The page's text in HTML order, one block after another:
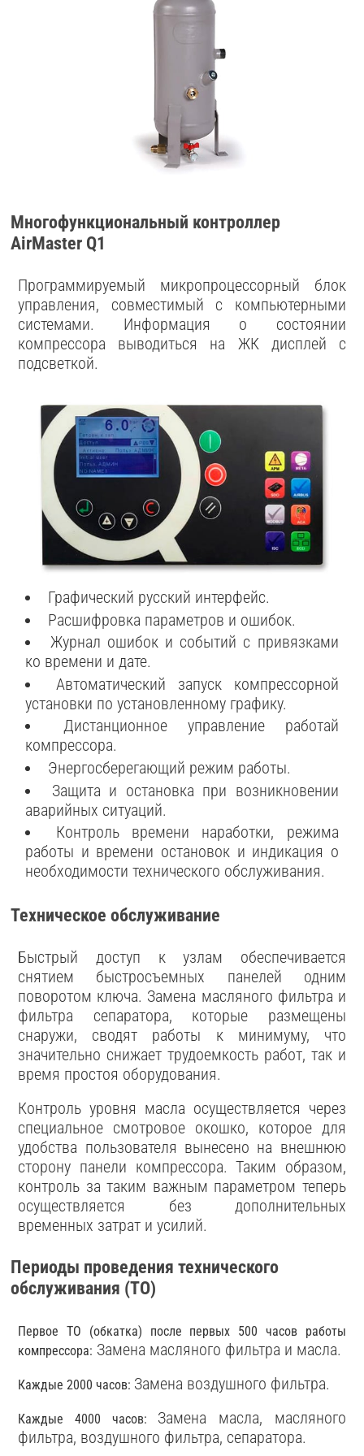
Многофункциональный контроллер
AirMaster Q1
Программируемый микропроцессорный блок
управления, совместимый с компьютерными
системами. Информация о состоянии
компрессора выводиться на ЖК дисплей с
подсветкой.
Графический русский интерфейс.
Расшифровка параметров и ошибок.
Журнал ошибок и событий с привязками
ко времени и дате.
Автоматический запуск компрессорной
установки по установленному графику.
Дистанционное управление работай
компрессора.
Энергосберегающий режим работы.
Защита и остановка при возникновении
аварийных ситуаций.
Контроль времени наработки, режима
работы и времени остановок и индикация о
необходимости технического обслуживания.
Техническое обслуживание
Быстрый доступ к узлам обеспечивается
снятием быстросъемных панелей одним
поворотом ключа. Замена масляного фильтра и
фильтра сепаратора, которые размещены
снаружи, сводят работы к минимуму, что
значительно снижает трудоемкость работ, так и
время простоя оборудования.
Контроль уровня масла осуществляется через
специальное смотровое окошко, которое для
удобства пользователя вынесено на внешнюю
сторону панели компрессора. Таким образом,
контроль за таким важным параметром теперь
осуществляется без дополнительных
временных затрат и усилий.
Периоды проведения технического
обслуживания (ТО)
Первое ТО (обкатка) после первых 500 часов работы
компрессора: Замена масляного фильтра и масла.
Каждые 2000 часов: Замена воздушного фильтра.
Каждые 4000 часов: Замена масла, масляного
фильтра, воздушного фильтра, сепаратора.